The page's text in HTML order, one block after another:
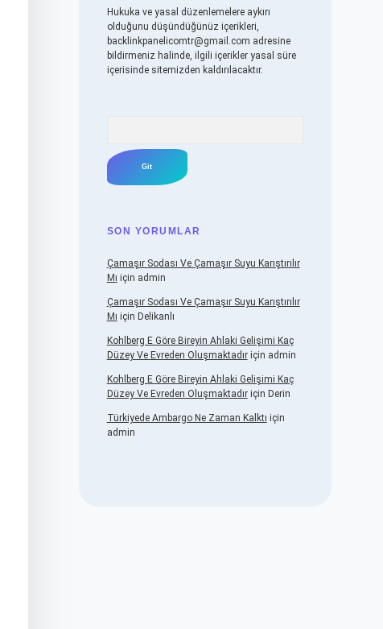
Hukuka ve yasal düzenlemelere aykırı
olduğunu düşündüğünüz içerikleri,
backlinkpanelicomtr@gmail.com adresine
bildirmeniz halinde, ilgili içerikler yasal süre
içerisinde sitemizden kaldırılacaktır.
SON YORUMLAR
Çamaşır Sodası Ve Çamaşır Suyu Karıştırılır
Mı için admin
Çamaşır Sodası Ve Çamaşır Suyu Karıştırılır
Mı için Delikanlı
Kohlberg E Göre Bireyin Ahlaki Gelişimi Kaç
Düzey Ve Evreden Oluşmaktadıriçin admin
Kohlberg E Göre Bireyin Ahlaki Gelişimi Kaç
Düzey Ve Evreden Oluşmaktadıriçin Derin
Türkiyede Ambargo Ne Zaman Kalktı için
admin